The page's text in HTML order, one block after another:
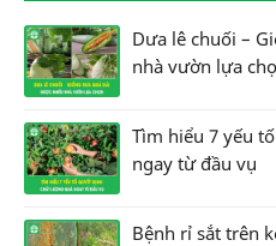
Dưa lê chuối –
nhà vườn lựa
Tìm hiểu 7 yếu
ngay từ đầu vụ
Bệnh rỉ sắt trên